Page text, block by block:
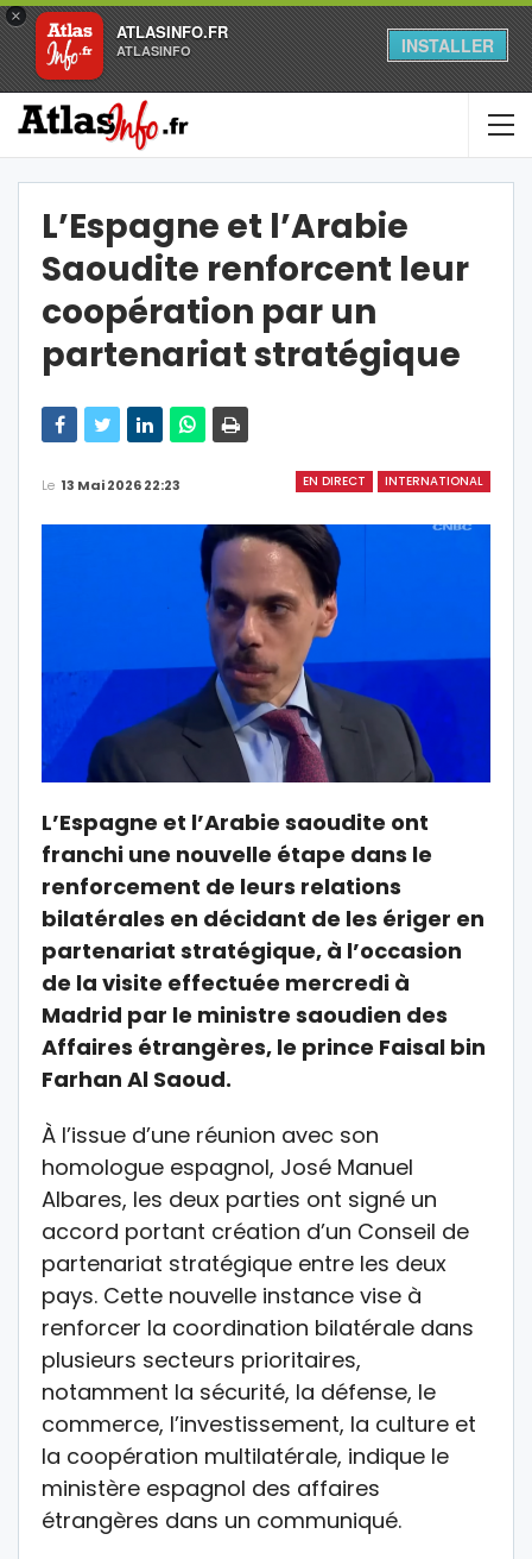
×
ATLASINFO.FR
ATLASINFO INSTALLER
L’Espagne et l’Arabie
Saoudite renforcent leur
coopération par un
partenariat stratégique
EN DIRECT INTERNATIONAL
Le 13 Mai 2026 22:23
L’Espagne et l’Arabie saoudite ont
franchi une nouvelle étape dans le
renforcement de leurs relations
bilatérales en décidant de les ériger en
partenariat stratégique, à l’occasion
de la visite effectuée mercredi à
Madrid par le ministre saoudien des
Affaires étrangères, le prince Faisal bin
Farhan Al Saoud.
À l’issue d’une réunion avec son
homologue espagnol, José Manuel
Albares, les deux parties ont signé un
accord portant création d’un Conseil de
partenariat stratégique entre les deux
pays. Cette nouvelle instance vise à
renforcer la coordination bilatérale dans
plusieurs secteurs prioritaires,
notamment la sécurité, la défense, le
commerce, l’investissement, la culture et
la coopération multilatérale, indique le
ministère espagnol des affaires
étrangères dans un communiqué.